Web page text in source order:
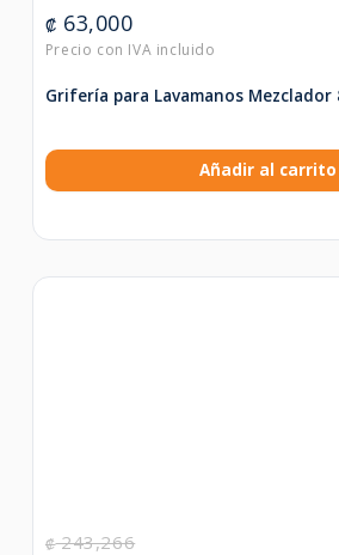
₡ 63,000
Grifería para Lavamanos Mezclador
Añadir al carrito
₡243,266